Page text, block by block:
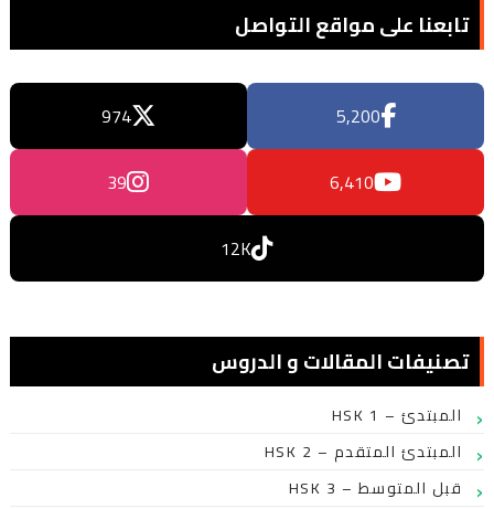
تابعنا على مواقع التواصل
5,200
974
6,410
39
12K
تصنيفات المقالات و الدروس
HSK 1 – المبتدئ
HSK 2 – المبتدئ المتقدم
HSK 3 – قبل المتوسط